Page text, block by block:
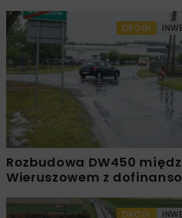
DROGI
Rozbudowa DW450
Wieruszowem z
DROGI